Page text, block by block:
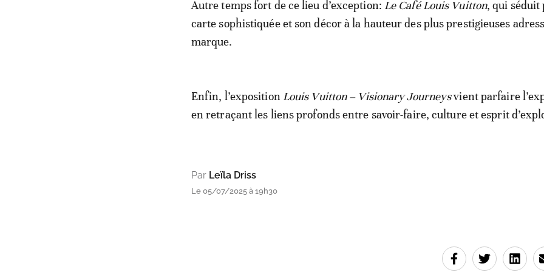
Autre temps fort de ce lieu d’exception: Le Café Louis Vuitton, qui séduit
carte sophistiquée et son décor à la hauteur des plus prestigieuses
marque.
Enfin, l’exposition Louis Vuitton – Visionary Journeysvient parfaire
en retraçant les liens profonds entre savoir-faire, culture et esprit
Par Leïla Driss
Le 05/07/2025 à 19h30